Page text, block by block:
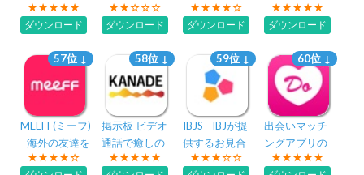
画ダウンロー
ド
ダウンロード
活・マッチン
グアプリ
ダウンロード ダウンロード
Live
ダウンロード
57位 ↓
MEEFF(ミーフ)
- 海外の友達を
作ろう
58位 ↓
掲示板 ビデオ
通話で癒しの
時間
59位 ↓
IBJS - IBJが提
供するお見合
いシステム
60位 ↓
出会いマッチ
ングアプリの
決定版！！ど